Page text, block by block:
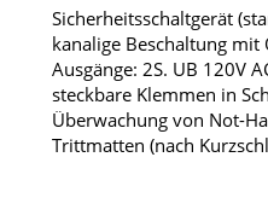
Sicherheitsschaltgerät
kanalige Beschaltung
Ausgänge: 2S. UB 120V
steckbare Klemmen in
Überwachung von Not-
Trittmatten (nach